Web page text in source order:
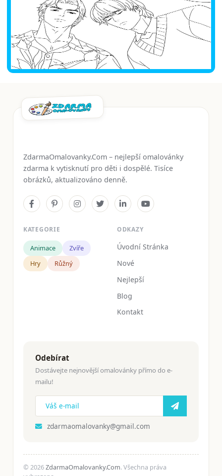
ZdarmaOmalovanky.Com – nejlepší omalovánky
zdarma k vytisknutí pro děti i dospělé. Tisíce
obrázků, aktualizováno denně.
KATEGORIE
Animace
Zvíře
Hry
Růžný
ODKAZY
Úvodní Stránka
Nové
Nejlepší
Blog
Kontakt
Odebírat
Dostávejte nejnovější omalovánky přímo do e-
mailu!
zdarmaomalovanky@gmail.com
© 2026ZdarmaOmalovanky.Com. Všechna práva